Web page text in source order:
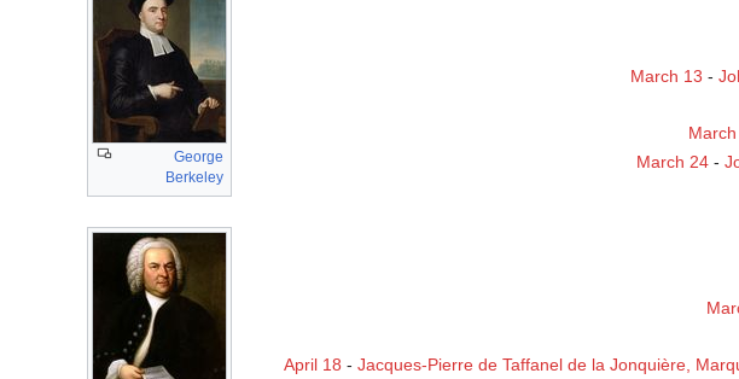
George
Berkeley
March 13 -
March 24-
April 18 - Jacques-Pierre de Taffanel de la Jonquière,